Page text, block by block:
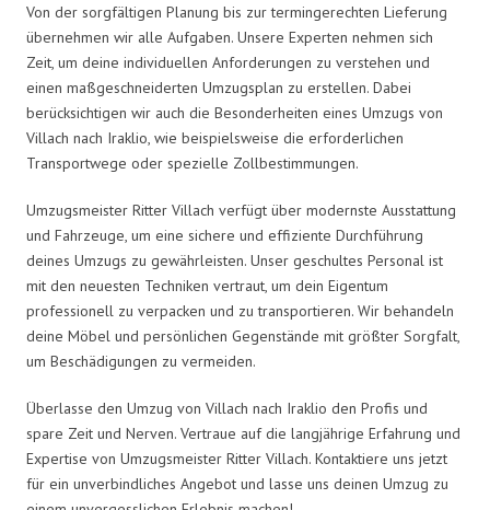
Von der sorgfältigen Planung bis zur termingerechten Lieferung
übernehmen wir alle Aufgaben. Unsere Experten nehmen sich
Zeit, um deine individuellen Anforderungen zu verstehen und
einen maßgeschneiderten Umzugsplan zu erstellen. Dabei
berücksichtigen wir auch die Besonderheiten eines Umzugs von
Villach nach Iraklio, wie beispielsweise die erforderlichen
Transportwege oder spezielle Zollbestimmungen.
Umzugsmeister Ritter Villach verfügt über modernste Ausstattung
und Fahrzeuge, um eine sichere und effiziente Durchführung
deines Umzugs zu gewährleisten. Unser geschultes Personal ist
mit den neuesten Techniken vertraut, um dein Eigentum
professionell zu verpacken und zu transportieren. Wir behandeln
deine Möbel und persönlichen Gegenstände mit größter Sorgfalt,
um Beschädigungen zu vermeiden.
Überlasse den Umzug von Villach nach Iraklio den Profis und
spare Zeit und Nerven. Vertraue auf die langjährige Erfahrung und
Expertise von Umzugsmeister Ritter Villach. Kontaktiere uns jetzt
für ein unverbindliches Angebot und lasse uns deinen Umzug zu